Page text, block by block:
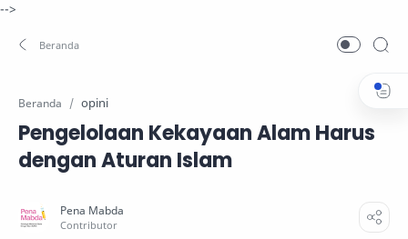
-->
Beranda opini
Pengelolaan Kekayaan Alam Harus
dengan Aturan Islam